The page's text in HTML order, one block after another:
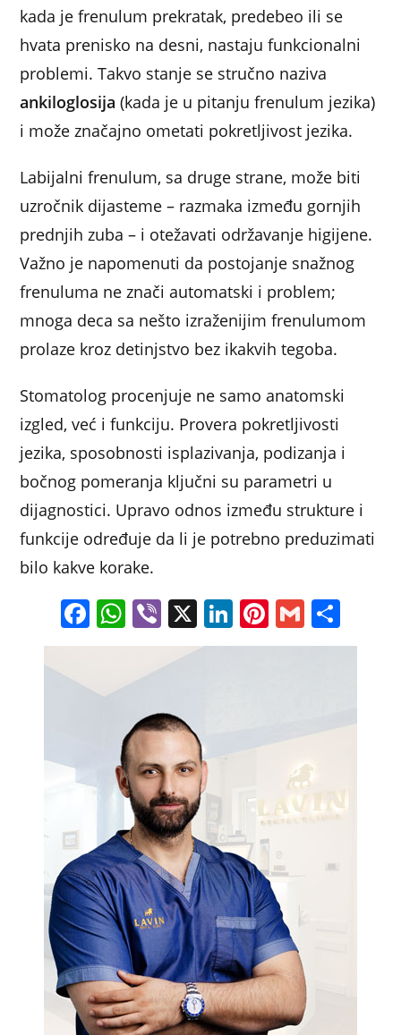
kada je frenulum prekratak, predebeo ili se
hvata prenisko na desni, nastaju funkcionalni
problemi. Takvo stanje se stručno naziva
ankiloglosija (kada je u pitanju frenulum jezika)
i može značajno ometati pokretljivost jezika.
Labijalni frenulum, sa druge strane, može biti
uzročnik dijasteme – razmaka između gornjih
prednjih zuba – i otežavati održavanje higijene.
Važno je napomenuti da postojanje snažnog
frenuluma ne znači automatski i problem;
mnoga deca sa nešto izraženijim frenulumom
prolaze kroz detinjstvo bez ikakvih tegoba.
Stomatolog procenjuje ne samo anatomski
izgled, već i funkciju. Provera pokretljivosti
jezika, sposobnosti isplazivanja, podizanja i
bočnog pomeranja ključni su parametri u
dijagnostici. Upravo odnos između strukture i
funkcije određuje da li je potrebno preduzimati
bilo kakve korake.
F
a
e
o
W
h
at
A
p
p
Vi
b
er
X Li
n
n
Pi
nt
G
m h